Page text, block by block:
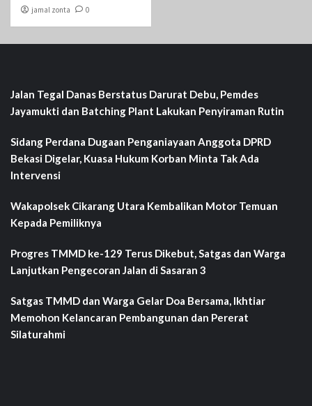
jamal zonta 0
Jalan Tegal Danas Berstatus Darurat Debu, Pemdes
Jayamukti dan Batching Plant Lakukan Penyiraman Rutin
Sidang Perdana Dugaan Penganiayaan Anggota DPRD
Bekasi Digelar, Kuasa Hukum Korban Minta Tak Ada
Intervensi
Wakapolsek Cikarang Utara Kembalikan Motor Temuan
Kepada Pemiliknya
Progres TMMD ke-129 Terus Dikebut, Satgas dan Warga
Lanjutkan Pengecoran Jalan di Sasaran 3
Satgas TMMD dan Warga Gelar Doa Bersama, Ikhtiar
Memohon Kelancaran Pembangunan dan Pererat
Silaturahmi